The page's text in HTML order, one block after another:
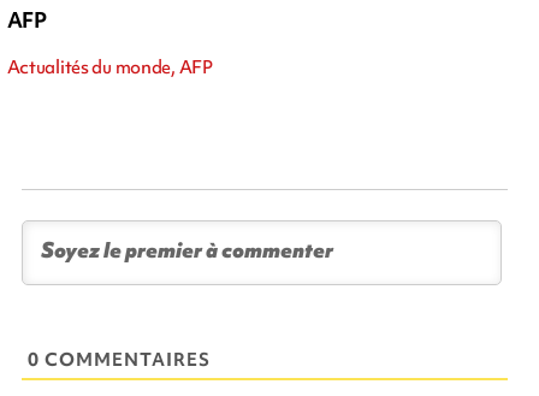
AFP
Actualités du monde, AFP
0 COMMENTAIRES